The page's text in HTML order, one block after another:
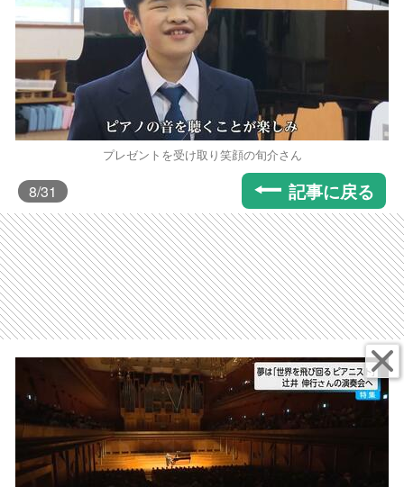
プレゼントを受け取り笑顔の旬介さん
8/31 記事に戻る